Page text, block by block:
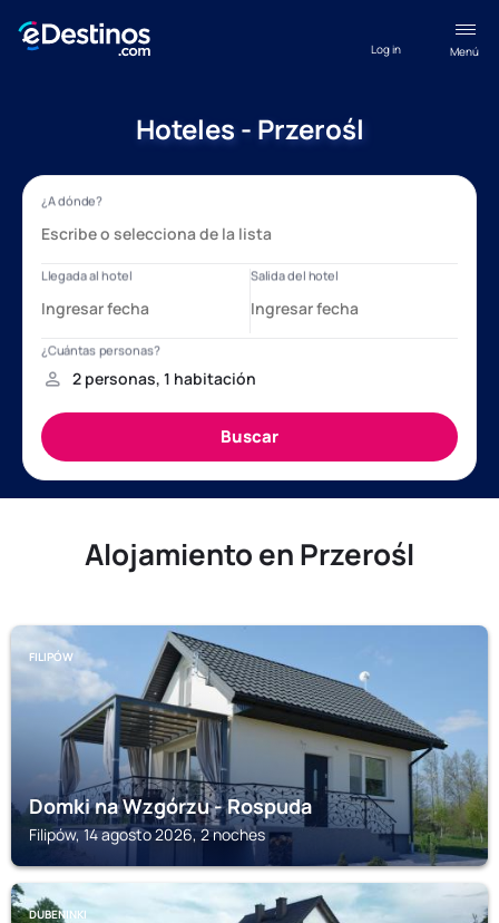
Menú
Log in
Hoteles - Przerośl
Alojamiento en Przerośl
FILIPÓW
Domki na Wzgórzu - Rospuda
Filipów, 14 agosto 2026, 2 noches
DUBENINKI